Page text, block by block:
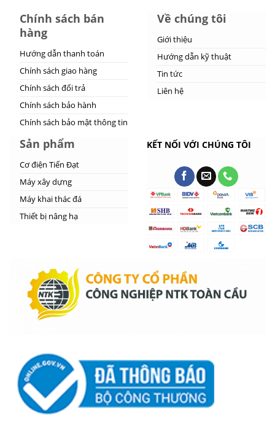
Chính sách bán
hàng
Hướng dẫn thanh toán
Chính sách giao hàng
Chính sách đổi trả
Chính sách bảo hành
Chính sách bảo mật thông tin
Về chúng tôi
Giới thiệu
Hướng dẫn kỹ thuật
Tin tức
Liên hệ
Sản phẩm
Cơ điện Tiến Đạt
Máy xây dựng
Máy khai thác đá
Thiết bị nâng hạ
KẾT NỐI VỚI CHÚNG TÔI